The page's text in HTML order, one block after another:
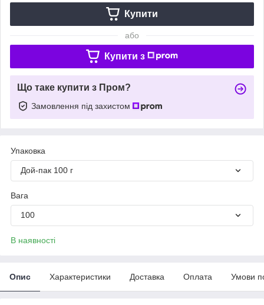
Купити
або
Купити з
Що таке купити з Пром?
Замовлення під захистом
Упаковка
Дой-пак 100 г
Вага
100
В наявності
Опис Характеристики Доставка Оплата Умови